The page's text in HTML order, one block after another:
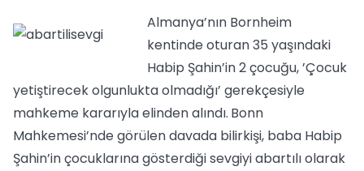
Almanya’nın Bornheim
kentinde oturan 35 yaşındaki
Habip Şahin’in 2 çocuğu, ’Çocuk
yetiştirecek olgunlukta olmadığı’ gerekçesiyle
mahkeme kararıyla elinden alındı. Bonn
Mahkemesi’nde görülen davada bilirkişi, baba Habip
Şahin’in çocuklarına gösterdiği sevgiyi abartılı olarak